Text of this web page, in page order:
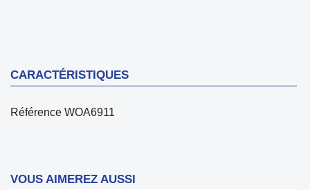
CARACTÉRISTIQUES
Référence WOA6911
VOUS AIMEREZ AUSSI